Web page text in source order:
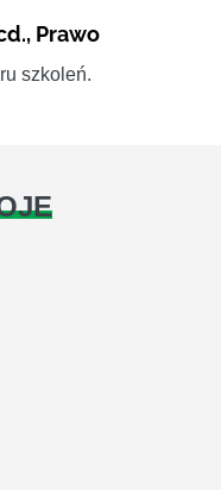
, Prawo
szkoleń.